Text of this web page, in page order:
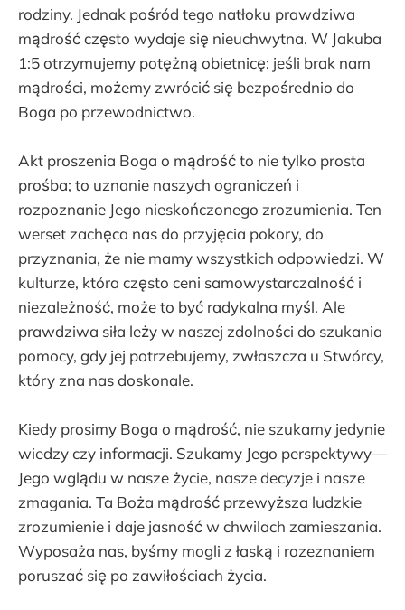
rodziny. Jednak pośród tego natłoku prawdziwa
mądrość często wydaje się nieuchwytna. W Jakuba
1:5 otrzymujemy potężną obietnicę: jeśli brak nam
mądrości, możemy zwrócić się bezpośrednio do
Boga po przewodnictwo.
Akt proszenia Boga o mądrość to nie tylko prosta
prośba; to uznanie naszych ograniczeń i
rozpoznanie Jego nieskończonego zrozumienia. Ten
werset zachęca nas do przyjęcia pokory, do
przyznania, że nie mamy wszystkich odpowiedzi. W
kulturze, która często ceni samowystarczalność i
niezależność, może to być radykalna myśl. Ale
prawdziwa siła leży w naszej zdolności do szukania
pomocy, gdy jej potrzebujemy, zwłaszcza u Stwórcy,
który zna nas doskonale.
Kiedy prosimy Boga o mądrość, nie szukamy jedynie
wiedzy czy informacji. Szukamy Jego perspektywy—
Jego wglądu w nasze życie, nasze decyzje i nasze
zmagania. Ta Boża mądrość przewyższa ludzkie
zrozumienie i daje jasność w chwilach zamieszania.
Wyposaża nas, byśmy mogli z łaską i rozeznaniem
poruszać się po zawiłościach życia.